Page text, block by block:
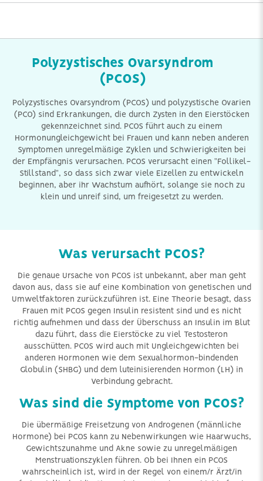
Polyzystisches Ovarsyndrom
(PCOS)
Polyzystisches Ovarsyndrom (PCOS) und polyzystische Ovarien
(PCO) sind Erkrankungen, die durch Zysten in den Eierstöcken
gekennzeichnet sind. PCOS führt auch zu einem
Hormonungleichgewicht bei Frauen und kann neben anderen
Symptomen unregelmäßige Zyklen und Schwierigkeiten bei
der Empfängnis verursachen. PCOS verursacht einen "Follikel-
Stillstand", so dass sich zwar viele Eizellen zu entwickeln
beginnen, aber ihr Wachstum aufhört, solange sie noch zu
klein und unreif sind, um freigesetzt zu werden.
Was verursacht PCOS?
Die genaue Ursache von PCOS ist unbekannt, aber man geht
davon aus, dass sie auf eine Kombination von genetischen und
Umweltfaktoren zurückzuführen ist. Eine Theorie besagt, dass
Frauen mit PCOS gegen Insulin resistent sind und es nicht
richtig aufnehmen und dass der Überschuss an Insulin im Blut
dazu führt, dass die Eierstöcke zu viel Testosteron
ausschütten. PCOS wird auch mit Ungleichgewichten bei
anderen Hormonen wie dem Sexualhormon-bindenden
Globulin (SHBG) und dem luteinisierenden Hormon (LH) in
Verbindung gebracht.
Was sind die Symptome von PCOS?
Die übermäßige Freisetzung von Androgenen (männliche
Hormone) bei PCOS kann zu Nebenwirkungen wie Haarwuchs,
Gewichtszunahme und Akne sowie zu unregelmäßigen
Menstruationszyklen führen. Ob bei Ihnen ein PCOS
wahrscheinlich ist, wird in der Regel von einem/r Ärzt/in